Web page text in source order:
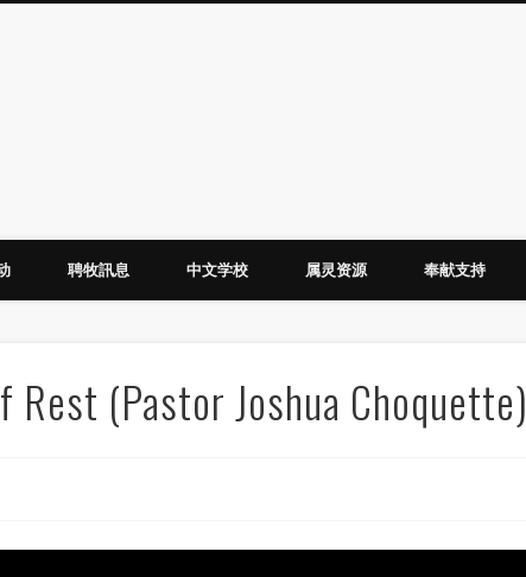
聘牧訊息 中文学校 属灵资源 奉献支持
(Pastor Joshua Choquette)